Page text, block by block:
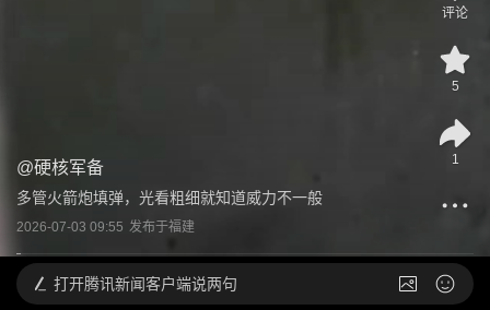
@硬核军备
多管火箭炮填弹，光看粗细就知道威力不一般
2026-07-03 09:55 发布于福建
评论
5
1
打开腾讯新闻客户端说两句